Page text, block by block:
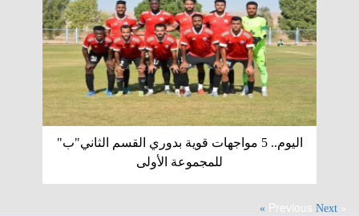
اليوم.. 5 مواجهات قوية بدوري القسم الثاني"ب"
للمجموعة الأولى
« Previous
Next »